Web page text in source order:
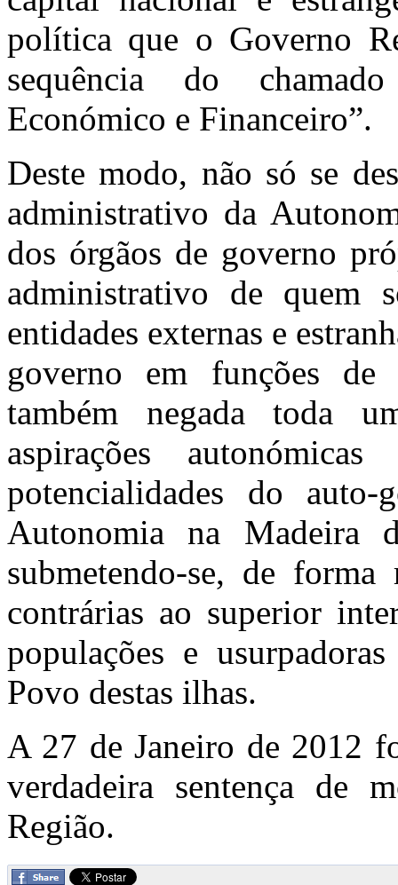
política que o Governo
sequência do
Económico e Financeiro”.
Deste modo, não só se
administrativo da
dos órgãos de governo
administrativo de quem
entidades externas e
governo em funções de
também negada toda
aspirações
potencialidades do
Autonomia na Madeira
submetendo-se, de
contrárias ao superior
populações e
Povo destas ilhas.
A 27 de Janeiro de 2012
verdadeira sentença de
Região.